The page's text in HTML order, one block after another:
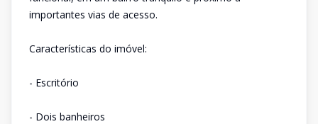
importantes vias de acesso.
Características do imóvel:
- Escritório
- Dois banheiros